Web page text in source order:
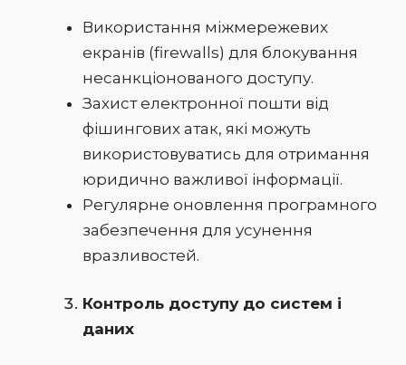
Використання міжмережевих
екранів (firewalls) для блокування
несанкціонованого доступу.
Захист електронної пошти від
фішингових атак, які можуть
використовуватись для отримання
юридично важливої інформації.
Регулярне оновлення програмного
забезпечення для усунення
вразливостей.
Контроль доступу до систем і
даних